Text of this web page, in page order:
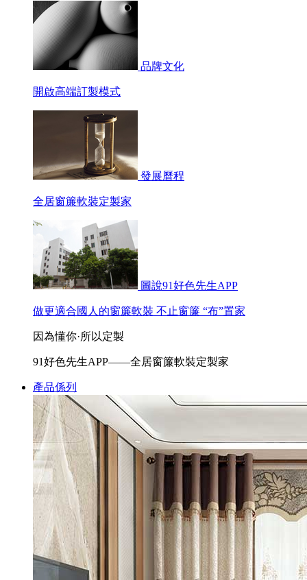
品牌文化
開啟高端訂製模式
發展曆程
全居窗簾軟裝定製家
圖說91好色先生APP
做更適合國人的窗簾軟裝 不止窗簾 “布”置家
因為懂你·所以定製
91好色先生APP——全居窗簾軟裝定製家
產品係列